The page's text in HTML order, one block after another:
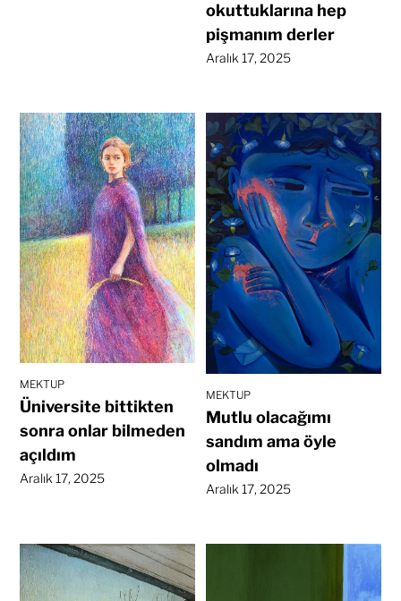
okuttuklarına hep
pişmanım derler
Aralık 17, 2025
MEKTUP
Üniversite bittikten
sonra onlar bilmeden
açıldım
Aralık 17, 2025
MEKTUP
Mutlu olacağımı
sandım ama öyle
olmadı
Aralık 17, 2025